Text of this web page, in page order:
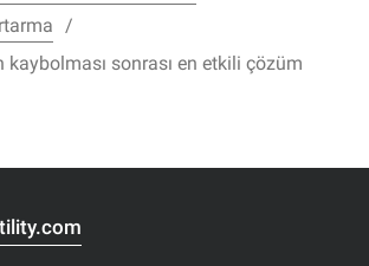
kaybolması sonrası en etkili çözüm